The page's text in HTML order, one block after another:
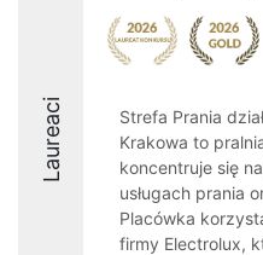
Laureaci
Strefa Prania
Krakowa to
koncentruje się
usługach prania
Placówka
firmy Electrolux,